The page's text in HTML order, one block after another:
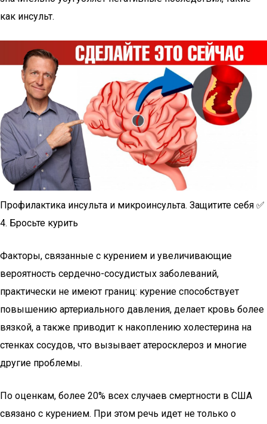
как инсульт.
Профилактика инсульта и микроинсульта. Защитите себя ✅
4. Бросьте курить
Факторы, связанные с курением и увеличивающие
вероятность сердечно-сосудистых заболеваний,
практически не имеют границ: курение способствует
повышению артериального давления, делает кровь более
вязкой, а также приводит к накоплению холестерина на
стенках сосудов, что вызывает атеросклероз и многие
другие проблемы.
По оценкам, более 20% всех случаев смертности в США
связано с курением. При этом речь идет не только о